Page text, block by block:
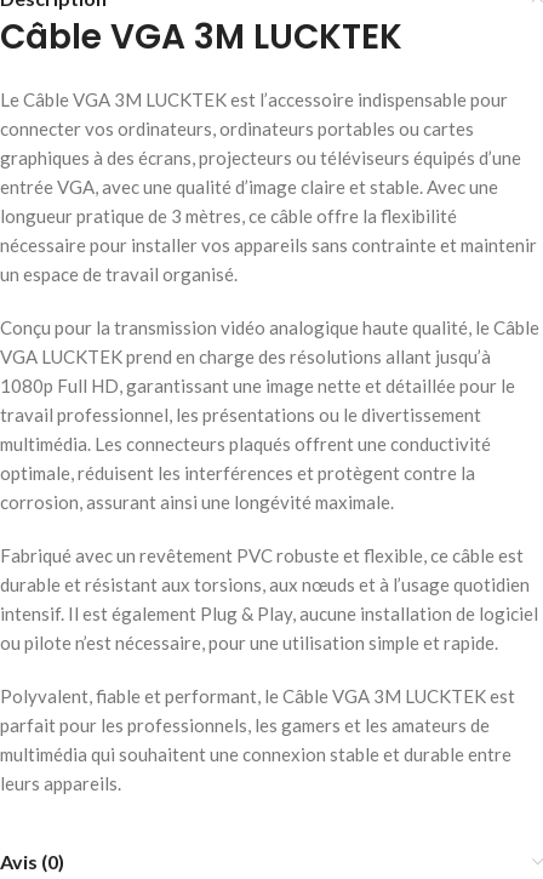
Câble VGA 3M LUCKTEK
Le Câble VGA 3M LUCKTEK est l’accessoire indispensable pour
connecter vos ordinateurs, ordinateurs portables ou cartes
graphiques à des écrans, projecteurs ou téléviseurs équipés d’une
entrée VGA, avec une qualité d’image claire et stable. Avec une
longueur pratique de 3 mètres, ce câble offre la flexibilité
nécessaire pour installer vos appareils sans contrainte et maintenir
un espace de travail organisé.
Conçu pour la transmission vidéo analogique haute qualité, le Câble
VGA LUCKTEK prend en charge des résolutions allant jusqu’à
1080p Full HD, garantissant une image nette et détaillée pour le
travail professionnel, les présentations ou le divertissement
multimédia. Les connecteurs plaqués offrent une conductivité
optimale, réduisent les interférences et protègent contre la
corrosion, assurant ainsi une longévité maximale.
Fabriqué avec un revêtement PVC robuste et flexible, ce câble est
durable et résistant aux torsions, aux nœuds et à l’usage quotidien
intensif. Il est également Plug & Play, aucune installation de logiciel
ou pilote n’est nécessaire, pour une utilisation simple et rapide.
Polyvalent, fiable et performant, le Câble VGA 3M LUCKTEK est
parfait pour les professionnels, les gamers et les amateurs de
multimédia qui souhaitent une connexion stable et durable entre
leurs appareils.
Avis (0)